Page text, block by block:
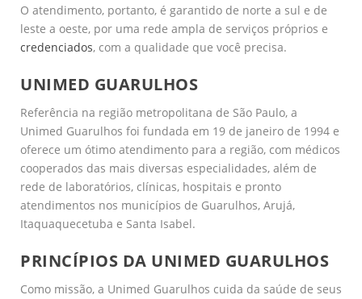
O atendimento, portanto, é garantido de norte a sul e de
leste a oeste, por uma rede ampla de serviços próprios e
credenciados, com a qualidade que você precisa.
UNIMED GUARULHOS
Referência na região metropolitana de São Paulo, a
Unimed Guarulhos foi fundada em 19 de janeiro de 1994 e
oferece um ótimo atendimento para a região, com médicos
cooperados das mais diversas especialidades, além de
rede de laboratórios, clínicas, hospitais e pronto
atendimentos nos municípios de Guarulhos, Arujá,
Itaquaquecetuba e Santa Isabel.
PRINCÍPIOS DA UNIMED GUARULHOS
Como missão, a Unimed Guarulhos cuida da saúde de seus